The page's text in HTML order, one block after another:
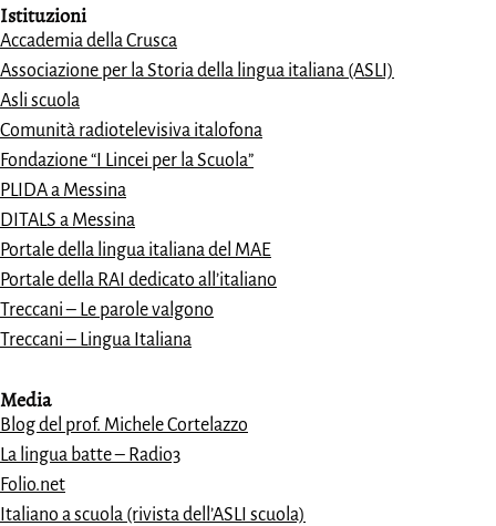
Istituzioni
Accademia della Crusca
Associazione per la Storia della lingua italiana (ASLI)
Asli scuola
Comunità radiotelevisiva italofona
Fondazione “I Lincei per la Scuola”
PLIDA a Messina
DITALS a Messina
Portale della lingua italiana del MAE
Portale della RAI dedicato all’italiano
Treccani – Le parole valgono
Treccani – Lingua Italiana
Media
Blog del prof. Michele Cortelazzo
La lingua batte – Radio3
Folio.net
Italiano a scuola (rivista dell’ASLI scuola)